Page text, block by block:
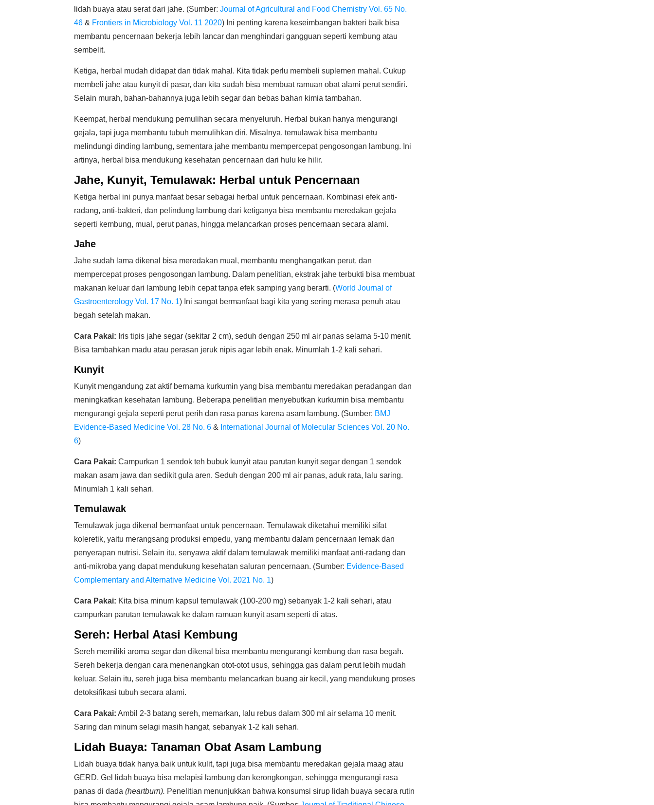
lidah buaya atau serat dari jahe. (Sumber: Journal of Agricultural and Food Chemistry Vol. 65 No.
46 & Frontiers in Microbiology Vol. 11 2020) Ini penting karena keseimbangan bakteri baik bisa
membantu pencernaan bekerja lebih lancar dan menghindari gangguan seperti kembung atau
sembelit.
Ketiga, herbal mudah didapat dan tidak mahal. Kita tidak perlu membeli suplemen mahal. Cukup
membeli jahe atau kunyit di pasar, dan kita sudah bisa membuat ramuan obat alami perut sendiri.
Selain murah, bahan-bahannya juga lebih segar dan bebas bahan kimia tambahan.
Keempat, herbal mendukung pemulihan secara menyeluruh. Herbal bukan hanya mengurangi
gejala, tapi juga membantu tubuh memulihkan diri. Misalnya, temulawak bisa membantu
melindungi dinding lambung, sementara jahe membantu mempercepat pengosongan lambung. Ini
artinya, herbal bisa mendukung kesehatan pencernaan dari hulu ke hilir.
Jahe, Kunyit, Temulawak: Herbal untuk Pencernaan
Ketiga herbal ini punya manfaat besar sebagai herbal untuk pencernaan. Kombinasi efek anti-
radang, anti-bakteri, dan pelindung lambung dari ketiganya bisa membantu meredakan gejala
seperti kembung, mual, perut panas, hingga melancarkan proses pencernaan secara alami.
Jahe
Jahe sudah lama dikenal bisa meredakan mual, membantu menghangatkan perut, dan
mempercepat proses pengosongan lambung. Dalam penelitian, ekstrak jahe terbukti bisa membuat
makanan keluar dari lambung lebih cepat tanpa efek samping yang berarti. (World Journal of
Gastroenterology Vol. 17 No. 1) Ini sangat bermanfaat bagi kita yang sering merasa penuh atau
begah setelah makan.
Cara Pakai: Iris tipis jahe segar (sekitar 2 cm), seduh dengan 250 ml air panas selama 5-10 menit.
Bisa tambahkan madu atau perasan jeruk nipis agar lebih enak. Minumlah 1-2 kali sehari.
Kunyit
Kunyit mengandung zat aktif bernama kurkumin yang bisa membantu meredakan peradangan dan
meningkatkan kesehatan lambung. Beberapa penelitian menyebutkan kurkumin bisa membantu
mengurangi gejala seperti perut perih dan rasa panas karena asam lambung. (Sumber: BMJ
Evidence-Based Medicine Vol. 28 No. 6 & International Journal of Molecular Sciences Vol. 20 No.
6)
Cara Pakai: Campurkan 1 sendok teh bubuk kunyit atau parutan kunyit segar dengan 1 sendok
makan asam jawa dan sedikit gula aren. Seduh dengan 200 ml air panas, aduk rata, lalu saring.
Minumlah 1 kali sehari.
Temulawak
Temulawak juga dikenal bermanfaat untuk pencernaan. Temulawak diketahui memiliki sifat
koleretik, yaitu merangsang produksi empedu, yang membantu dalam pencernaan lemak dan
penyerapan nutrisi. Selain itu, senyawa aktif dalam temulawak memiliki manfaat anti-radang dan
anti-mikroba yang dapat mendukung kesehatan saluran pencernaan. (Sumber: Evidence-Based
Complementary and Alternative Medicine Vol. 2021 No. 1)
Cara Pakai: Kita bisa minum kapsul temulawak (100-200 mg) sebanyak 1-2 kali sehari, atau
campurkan parutan temulawak ke dalam ramuan kunyit asam seperti di atas.
Sereh: Herbal Atasi Kembung
Sereh memiliki aroma segar dan dikenal bisa membantu mengurangi kembung dan rasa begah.
Sereh bekerja dengan cara menenangkan otot-otot usus, sehingga gas dalam perut lebih mudah
keluar. Selain itu, sereh juga bisa membantu melancarkan buang air kecil, yang mendukung proses
detoksifikasi tubuh secara alami.
Cara Pakai: Ambil 2-3 batang sereh, memarkan, lalu rebus dalam 300 ml air selama 10 menit.
Saring dan minum selagi masih hangat, sebanyak 1-2 kali sehari.
Lidah Buaya: Tanaman Obat Asam Lambung
Lidah buaya tidak hanya baik untuk kulit, tapi juga bisa membantu meredakan gejala maag atau
GERD. Gel lidah buaya bisa melapisi lambung dan kerongkongan, sehingga mengurangi rasa
panas di dada (heartburn). Penelitian menunjukkan bahwa konsumsi sirup lidah buaya secara rutin